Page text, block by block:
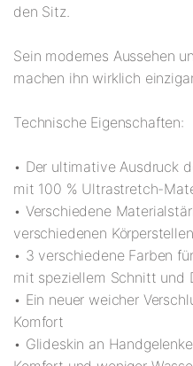
den Sitz.
Sein modernes Aussehen
machen ihn wirklich
Technische Eigenschaften:
• Der ultimative Ausdruck
mit 100 % Ultrastretch-
• Verschiedene
verschiedenen
• 3 verschiedene Farben
mit speziellem Schnitt und
• Ein neuer weicher
Komfort
• Glideskin an